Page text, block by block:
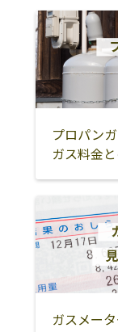
河北郡内灘町
七尾市
野々市市
プロパン
ガス料金
ガスメー